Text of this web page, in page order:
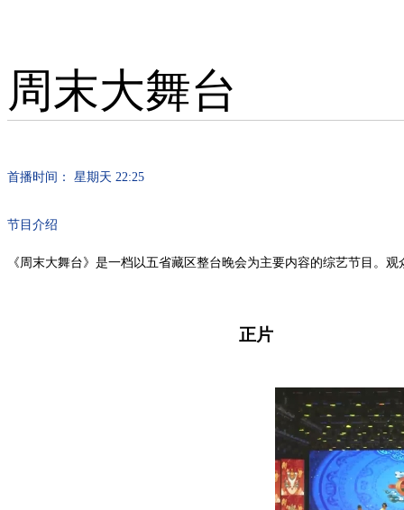
周末大舞台
首播时间： 星期天 22:25
节目介绍
《周末大舞台》是一档以五省藏区整台晚会为主要内容的综艺节目。
正片